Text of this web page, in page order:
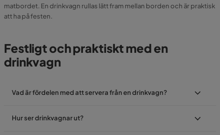
matbordet. En drinkvagn rullas lätt fram mellan borden och är praktisk
att ha på festen.
Festligt och praktiskt med en
drinkvagn
Vad är fördelen med att servera från en drinkvagn?
Hur ser drinkvagnar ut?